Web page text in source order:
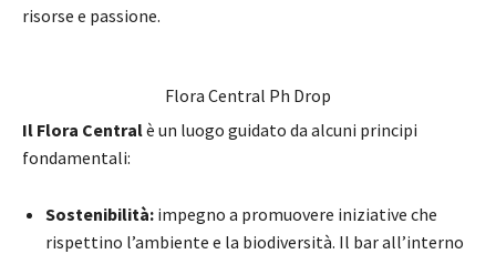
risorse e passione.
Flora Central Ph Drop
Il Flora Centralè un luogo guidato da alcuni principi
fondamentali:
Sostenibilità: impegno a promuovere iniziative che
rispettino l’ambiente e la biodiversità. Il bar all’interno